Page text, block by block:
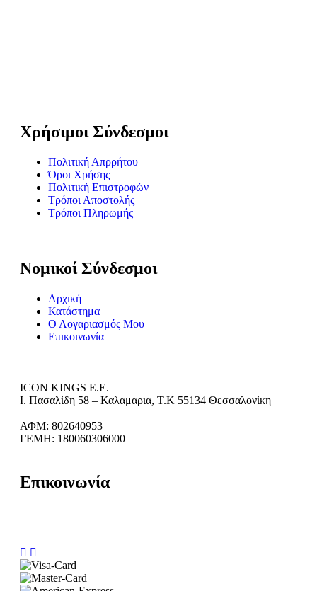
ICON KINGS Ε.Ε.
Ι. Πασαλίδη 58 – Καλαμαρια, Τ.Κ 55134 Θεσσαλονίκη
ΑΦΜ: 802640953
ΓΕΜΗ: 180060306000
Χρήσιμοι Σύνδεσμοι
Πολιτική Απρρήτου
Όροι Χρήσης
Πολιτική Επιστροφών
Τρόποι Αποστολής
Τρόποι Πληρωμής
Νομικοί Σύνδεσμοι
Αρχική
Κατάστημα
Ο Λογαριασμός Μου
Επικοινωνία
Επικοινωνία